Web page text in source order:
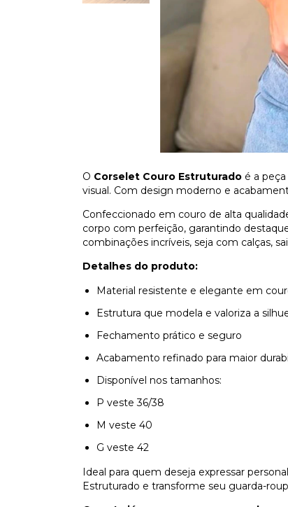
O Corselet Couro Estruturado é a
visual. Com design moderno e
Confeccionado em couro de alta
corpo com perfeição, garantindo
combinações incríveis, seja com calças,
Detalhes do produto:
Material resistente e elegante em
Estrutura que modela e valoriza a
Fechamento prático e seguro
Acabamento refinado para maior
Disponível nos tamanhos:
P veste 36/38
M veste 40
G veste 42
Ideal para quem deseja expressar
Estruturado e transforme seu guarda-